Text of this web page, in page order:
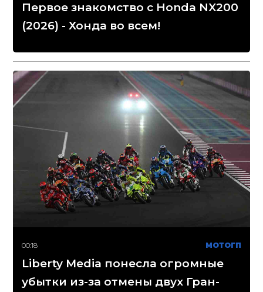
Первое знакомство с Honda NX200
(2026) - Хонда во всем!
00:18 МОТОГП
Liberty Media понесла огромные
убытки из-за отмены двух Гран-